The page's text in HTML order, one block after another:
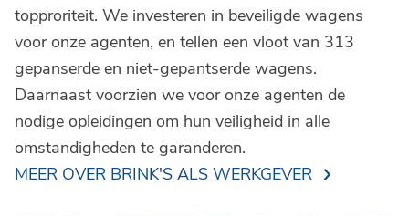
topproriteit. We investeren in beveiligde wagens
voor onze agenten, en tellen een vloot van 313
gepanserde en niet-gepantserde wagens.
Daarnaast voorzien we voor onze agenten de
nodige opleidingen om hun veiligheid in alle
omstandigheden te garanderen.
MEER OVER BRINK'S ALS WERKGEVER